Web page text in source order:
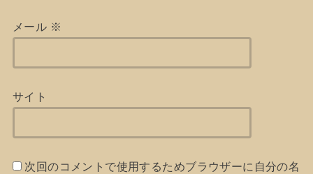
メール ※
サイト
次回のコメントで使用するためブラウザーに自分の名